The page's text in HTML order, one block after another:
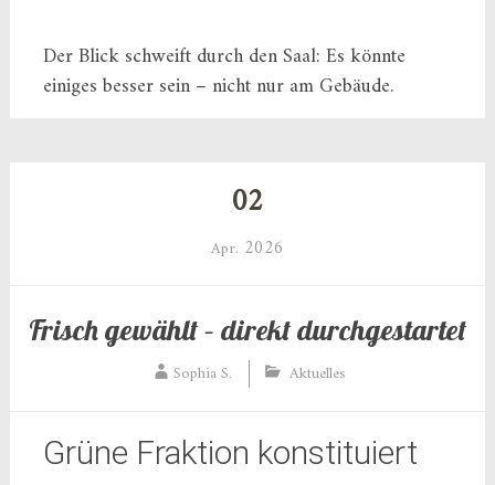
Der Blick schweift durch den Saal: Es könnte
einiges besser sein – nicht nur am Gebäude.
02
Apr. 2026
Frisch gewählt – direkt durchgestartet
Sophia S. Aktuelles
Grüne Fraktion konstituiert